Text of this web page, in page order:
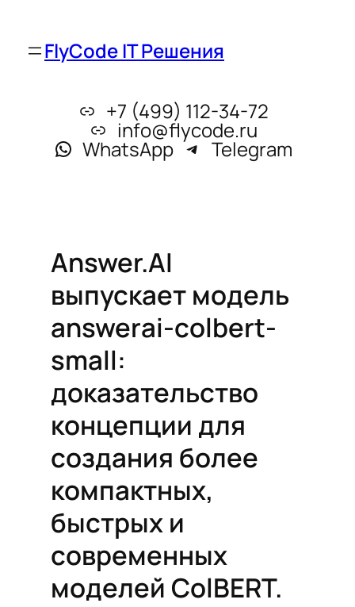
FlyCode IT Решения
+7 (499) 112-34-72
info@flycode.ru
WhatsApp Telegram
Answer.AI
выпускает модель
answerai-colbert-
small:
доказательство
концепции для
создания более
компактных,
быстрых и
современных
моделей ColBERT.